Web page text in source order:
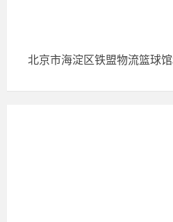
北京市海淀区铁盟物流篮球